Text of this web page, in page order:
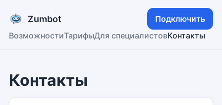
Zumbot
ВозможностиТарифыДля специалистовКонтакты
Подключить
Контакты